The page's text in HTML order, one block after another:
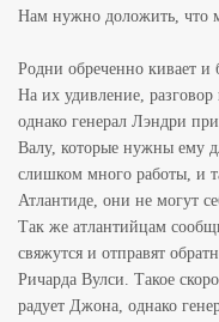
Нам нужно доложить, что
Родни обреченно кивает и
На их удивление,
однако генерал Лэндри
Валу, которые нужны ему
слишком много работы, и
Атлантиде, они не могут
Так же атлантийцам
свяжутся и отправят
Ричарда Вулси. Такое
радует Джона, однако